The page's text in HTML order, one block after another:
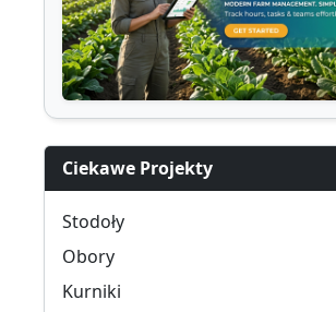
Ciekawe Projekty
Stodoły
Obory
Kurniki